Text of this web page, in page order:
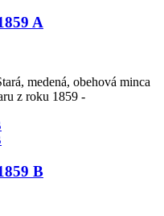
A
medená, obehová minca
z roku 1859 -
B